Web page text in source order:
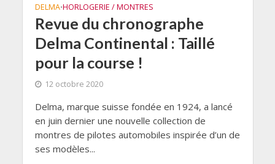
DELMA•HORLOGERIE / MONTRES
Revue du chronographe
Delma Continental : Taillé
pour la course !
12 octobre 2020
Delma, marque suisse fondée en 1924, a lancé
en juin dernier une nouvelle collection de
montres de pilotes automobiles inspirée d’un de
ses modèles...